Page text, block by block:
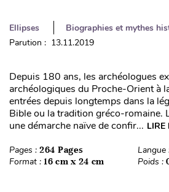
Ellipses
Biographies et mythes
Parution : 13.11.2019
Depuis 180 ans, les archéologues
archéologiques du Proche-Orient à
entrées depuis longtemps dans la
Bible ou la tradition gréco-romaine.
une démarche naïve de confir... LIRE
Pages : 264 Pages Langue
Format : 16 cm x 24 cm Poids :